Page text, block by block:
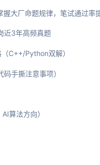
大厂命题规律，笔试通过率
近3年高频真题
C++/Python双解）
手撕注意事项）
算法方向）